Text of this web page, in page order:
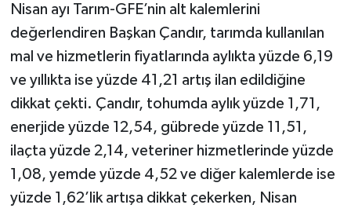
Nisan ayı Tarım-GFE’nin alt kalemlerini
değerlendiren Başkan Çandır, tarımda kullanılan
mal ve hizmetlerin fiyatlarında aylıkta yüzde 6,19
ve yıllıkta ise yüzde 41,21 artış ilan edildiğine
dikkat çekti. Çandır, tohumda aylık yüzde 1,71,
enerjide yüzde 12,54, gübrede yüzde 11,51,
ilaçta yüzde 2,14, veteriner hizmetlerinde yüzde
1,08, yemde yüzde 4,52 ve diğer kalemlerde ise
yüzde 1,62’lik artışa dikkat çekerken, Nisan